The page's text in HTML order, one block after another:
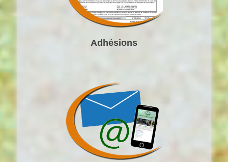
Adhésions